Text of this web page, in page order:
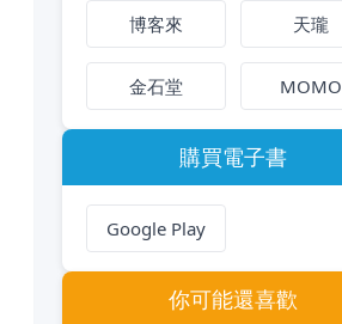
博客來 天瓏
金石堂 MOMO
購買電子書
Google Play
你可能還喜歡